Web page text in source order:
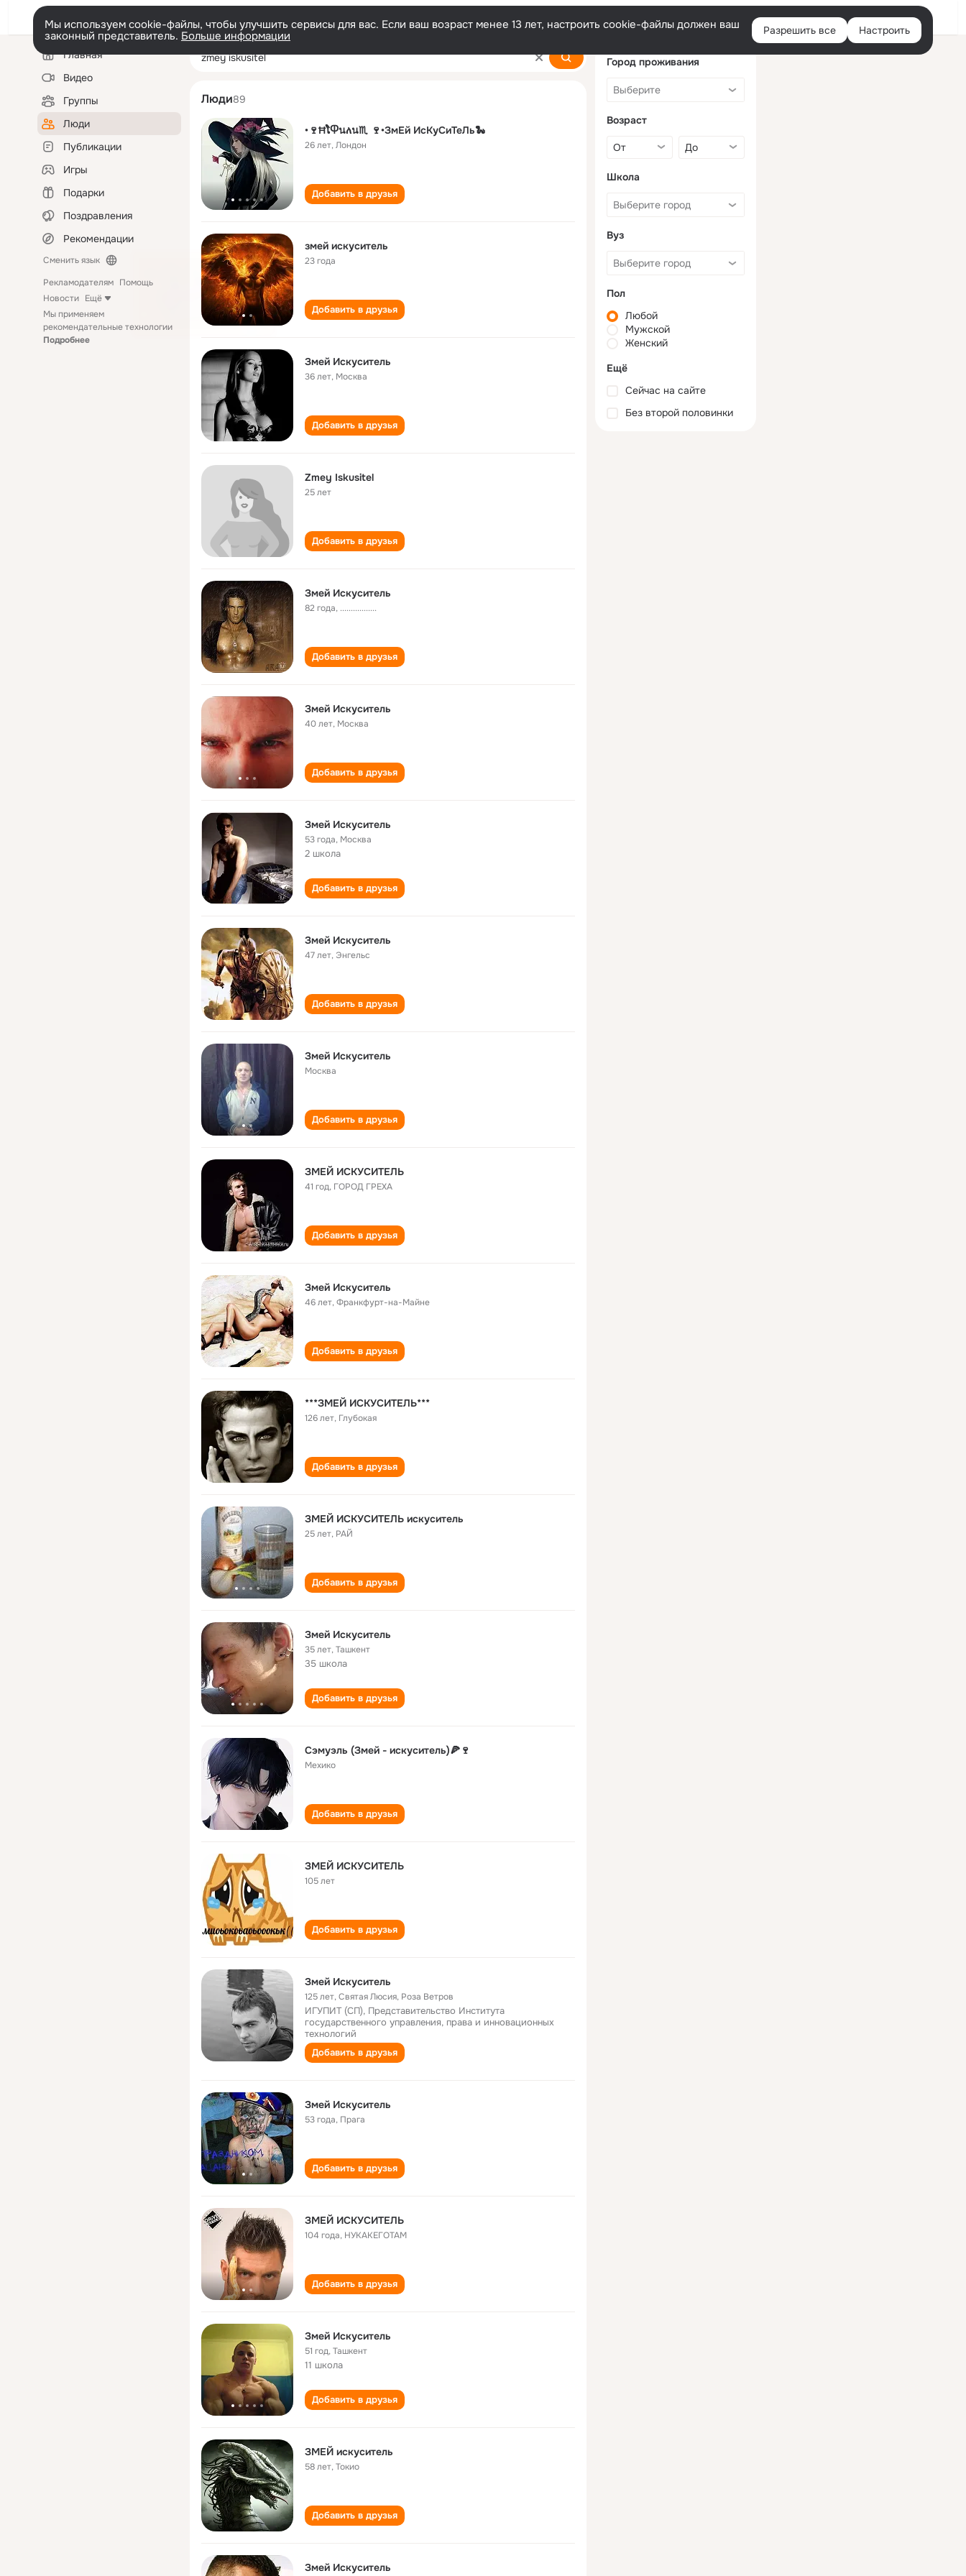
Войти
Мы используем cookie-файлы, чтобы улучшить сервисы для вас. Если ваш возраст менее 13 лет, настроить cookie-файлы должен ваш
законный представитель. Больше информации Разрешить все Настроить
Левая
колонкаГлавная
Видео
Группы
Люди
Публикации
Игры
Подарки
Поздравления
Рекомендации
Сменить язык
Рекламодателям Помощь
Новости Ещё
Мы применяем
рекомендательные технологии
Подробнее
zmey iskusitel
Люди89
•🍷ĦໂႴนለน♏ 🍷•ЗмЕй ИсКуСиТеЛь🐍
26 лет,Лондон
Добавить в друзья
змей искуситель
23 года
Добавить в друзья
Змей Искуситель
36 лет, Москва
Добавить в друзья
Zmey Iskusitel
25 лет
Добавить в друзья
Змей Искуситель
82 года, .................
Добавить в друзья
Змей Искуситель
40 лет, Москва
Добавить в друзья
Змей Искуситель
53 года, Москва
2 школа
Добавить в друзья
Змей Искуситель
47 лет, Энгельс
Добавить в друзья
Змей Искуситель
Москва
Добавить в друзья
ЗМЕЙ ИСКУСИТЕЛЬ
41 год, ГОРОД ГРЕХА
Добавить в друзья
Змей Искуситель
46 лет,Франкфурт-на-Майне
Добавить в друзья
***ЗМЕЙ ИСКУСИТЕЛЬ***
126 лет, Глубокая
Добавить в друзья
ЗМЕЙ ИСКУСИТЕЛЬ искуситель
25 лет, РАЙ
Добавить в друзья
Змей Искуситель
35 лет,Ташкент
35 школа
Добавить в друзья
Сэмуэль (Змей - искуситель)🍕🍷
Мехико
Добавить в друзья
ЗМЕЙ ИСКУСИТЕЛЬ
105 лет
Добавить в друзья
Змей Искуситель
125 лет,Святая Люсия, Роза Ветров
ИГУПИТ (СП), Представительство Института
государственного управления, права и инновационных
технологий
Добавить в друзья
Змей Искуситель
53 года, Прага
Добавить в друзья
ЗМЕЙ ИСКУСИТЕЛЬ
104 года, НУКАКЕГОТАМ
Добавить в друзья
Змей Искуситель
51 год,Ташкент
11 школа
Добавить в друзья
ЗМЕЙ искуситель
58 лет,Токио
Добавить в друзья
Змей Искуситель
Город проживания
Возраст
Школа
Вуз
Пол
Любой
Мужской
Женский
Ещё
Сейчас на сайте
Без второй половинки